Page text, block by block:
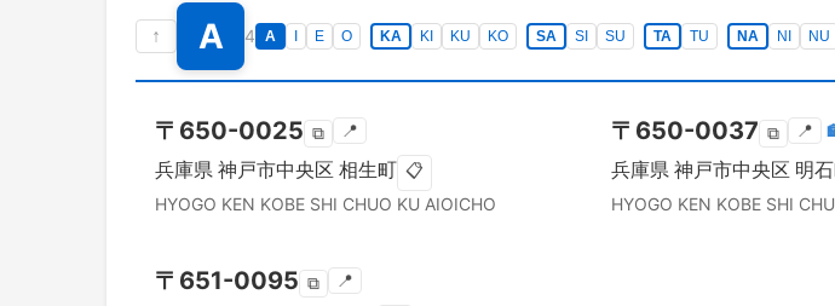
↑ A 4 A E O KA KI KU KO SA SI SU TA TU NA NI NU
〒 650-0025 ⧉ 📍
兵庫県 神戸市中央区 相生町 📋
HYOGO KEN KOBE SHI CHUO KU AIOICHO
〒 650-0037 ⧉ 📍
兵庫県 神戸市中央区 明
HYOGO KEN KOBE SHI
〒 651-0095 ⧉ 📍